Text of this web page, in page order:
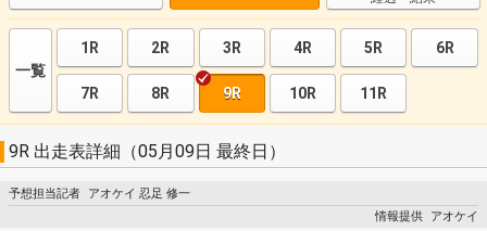
一覧
1R 2R 3R 4R 5R 6R
7R 8R 9R 10R 11R
9R 出走表詳細（05月09日 最終日）
予想担当記者
アオケイ 忍足 修一
情報提供
アオケイ